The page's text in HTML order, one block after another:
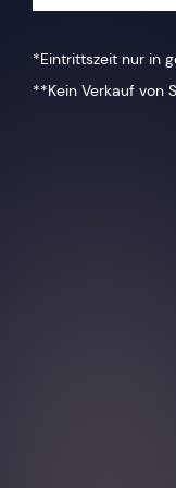
*Eintrittszeit nur in
**Kein Verkauf von